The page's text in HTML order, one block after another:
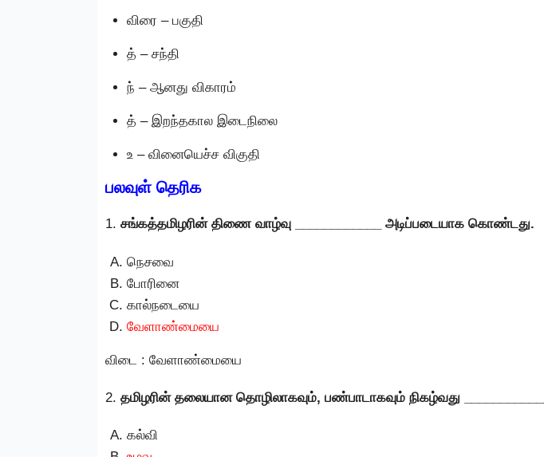
விரை – பகுதி
த் – சந்தி
ந் – ஆனது விகாரம்
த் – இறந்தகால இடைநிலை
உ – வினையெச்ச விகுதி
பலவுள் தெரிக
1. சங்கத்தமிழரின் திணை வாழ்வு ____________ அடிப்படையாக கொண்டது.
நெசவை
போரினை
கால்நடையை
வேளாண்மையை
விடை : வேளாண்மையை
2. தமிழரின் தலையான தொழிலாகவும், பண்பாடாகவும் நிகழ்வது ____________
கல்வி